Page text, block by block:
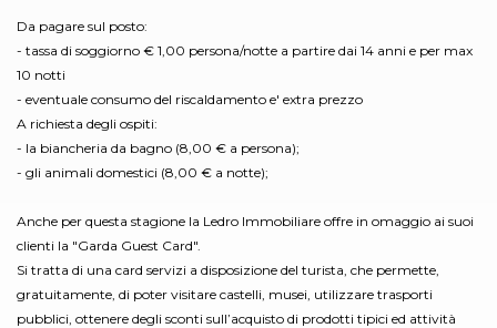
Da pagare sul posto:
- tassa di soggiorno € 1,00 persona/notte a partire dai 14 anni e per max
10 notti
- eventuale consumo del riscaldamento e' extra prezzo
A richiesta degli ospiti:
- la biancheria da bagno (8,00 € a persona);
- gli animali domestici (8,00 € a notte);
Anche per questa stagione la Ledro Immobiliare offre in omaggio ai suoi
clienti la "Garda Guest Card".
Si tratta di una card servizi a disposizione del turista, che permette,
gratuitamente, di poter visitare castelli, musei, utilizzare trasporti
pubblici, ottenere degli sconti sull’acquisto di prodotti tipici ed attività